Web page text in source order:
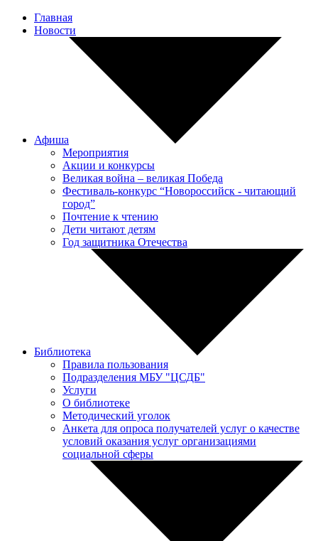
Главная
Новости
Афиша
Мероприятия
Акции и конкурсы
Великая война – великая Победа
Фестиваль-конкурс “Новороссийск - читающий
город”
Почтение к чтению
Дети читают детям
Год защитника Отечества
Библиотека
Правила пользования
Подразделения МБУ "ЦСДБ"
Услуги
О библиотеке
Методический уголок
Анкета для опроса получателей услуг о качестве
условий оказания услуг организациями
социальной сферы